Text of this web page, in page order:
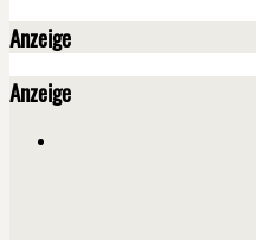
Anzeige
Anzeige